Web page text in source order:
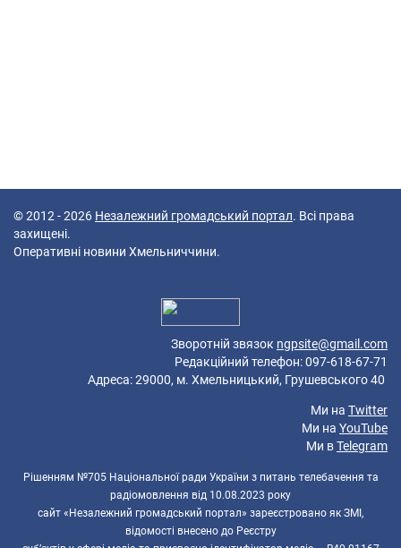
© 2012 - 2026 Незалежний громадський портал. Всі права
захищені.
Оперативні новини Хмельниччини.
Зворотній звязок ngpsite@gmail.com
Редакційний телефон: 097-618-67-71
Адреса: 29000, м. Хмельницький, Грушевського 40
Ми на Twitter
Ми на YouTube
Ми вTelegram
Рішенням №705 Національної ради України з питань телебачення та
радіомовлення від 10.08.2023 року
сайт «Незалежний громадський портал» зареєстровано як ЗМІ,
відомості внесено до Реєстру